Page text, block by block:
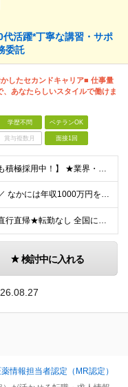
活躍*丁寧な講習・サポ
委託
したセカンドキャリア■ 仕事量
、あなたらしいスタイルで働けま
学歴不問 ベテランOK
賞与複数月 面接1回
【すぐに働きたい方も積極採用中！】 ★業界・職種未経験の方も歓迎…特別な知識は不問です ★年齢不問…40代50代を中心に幅広い年齢層の方が活躍中です ※学歴不問 ≪異業種出身の未経験者も活躍していま
＼高収入の実績あり／ なかには年収1000万円を超えるスペシャリストもいらっしゃいます！ 【完全出来高報酬制】 ★仕事に慣れるまで収入をサポート 1か月目：報酬が通常の2倍 2か月目：報酬が通常の1
≪全国募集≫★原則直行直帰★転勤なし 全国に55の拠点を展開していますので、現在お住いの地域で働けます。また、原則直行直帰で調査を行い、レポート作成はご自宅にて行うことができるため、自分のペースで働け
検討中に入れる
薬情報担当者認定（MR認定）